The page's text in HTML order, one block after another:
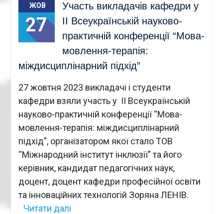
ЖОВ
27
Участь викладачів кафедри у
ІІ Всеукраїнській науково-
практичній конференції “Мова-
мовлення-терапія:
міждисциплінарний підхід”
27 жовтня 2023 викладачі і студенти
кафедри взяли участь у ІІ Всеукраїнській
науково-практичній конференції “Мова-
мовлення-терапія: міждисциплінарний
підхід”, організатором якої стало ТОВ
“Міжнародний інститут інклюзії” та його
керівник, кандидат педагогічних наук,
доцент, доцент кафедри професійної освіти
та інноваційних технологій Зоряна ЛЕНІВ.
Читати далі